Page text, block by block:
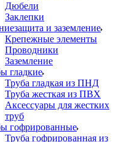
Дюбели
Заклепки
и заземление
Крепежные элементы
Проводники
Заземление
гладкие
Труба гладкая из ПНД
Труба жесткая из ПВХ
Аксессуары для жестких
труб
гофрированные
Труба гофрированная из